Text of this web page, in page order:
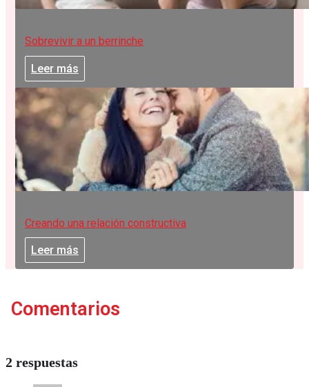
Sobrevivir a un berrinche
Leer más
Creando una relación constructiva
Leer más
Comentarios
2 respuestas